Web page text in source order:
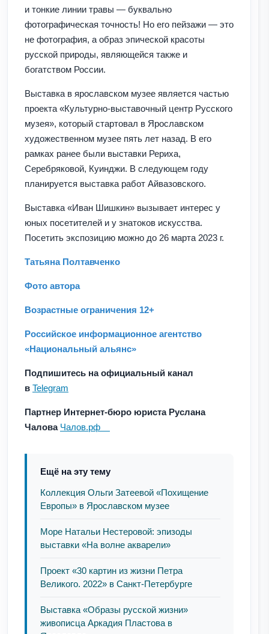
и тонкие линии травы — буквально
фотографическая точность! Но его пейзажи — это
не фотография, а образ эпической красоты
русской природы, являющейся также и
богатством России.
Выставка в ярославском музее является частью
проекта «Культурно-выставочный центр Русского
музея», который стартовал в Ярославском
художественном музее пять лет назад. В его
рамках ранее были выставки Рериха,
Серебряковой, Куинджи. В следующем году
планируется выставка работ Айвазовского.
Выставка «Иван Шишкин» вызывает интерес у
юных посетителей и у знатоков искусства.
Посетить экспозицию можно до 26 марта 2023 г.
Татьяна Полтавченко
Фото автора
Возрастные ограничения 12+
Российское информационное агентство
«Национальный альянс»
Подпишитесь на официальный канал
в Telegram
Партнер Интернет-бюро юриста Руслана
Чалова Чалов.рф
Ещё на эту тему
Коллекция Ольги Затеевой «Похищение
Европы» в Ярославском музее
Море Натальи Нестеровой: эпизоды
выставки «На волне акварели»
Проект «30 картин из жизни Петра
Великого. 2022» в Санкт-Петербурге
Выставка «Образы русской жизни»
живописца Аркадия Пластова в